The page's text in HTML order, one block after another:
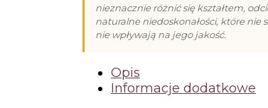
dodatkami
nieznacznie różnić się kształtem,
naturalne niedoskonałości, które
nie wpływają na jego jakość.
Opis
Informacje dodatkowe